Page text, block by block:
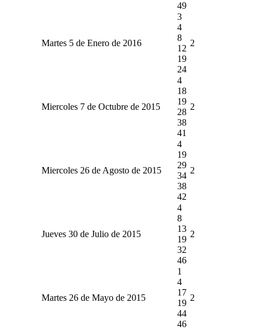
49
Martes 5 de Enero de 2016
3
4
8
12
19
24
2
Miercoles 7 de Octubre de 2015
4
18
19
28
38
41
2
Miercoles 26 de Agosto de 2015
4
19
29
34
38
42
2
Jueves 30 de Julio de 2015
4
8
13
19
32
46
2
Martes 26 de Mayo de 2015
1
4
17
19
44
46
2